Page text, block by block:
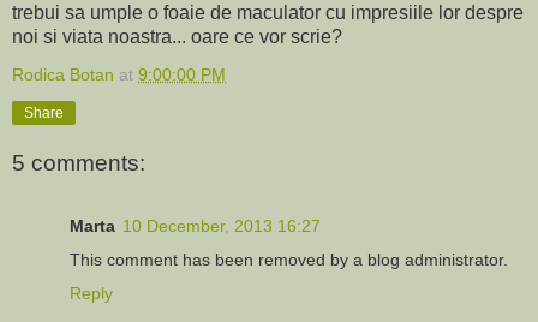
trebui sa umple o foaie de maculator cu impresiile lor despre
noi si viata noastra... oare ce vor scrie?
Rodica Botan at 9:00:00 PM
Share
5 comments:
Marta 10 December, 2013 16:27
This comment has been removed by a blog administrator.
Reply